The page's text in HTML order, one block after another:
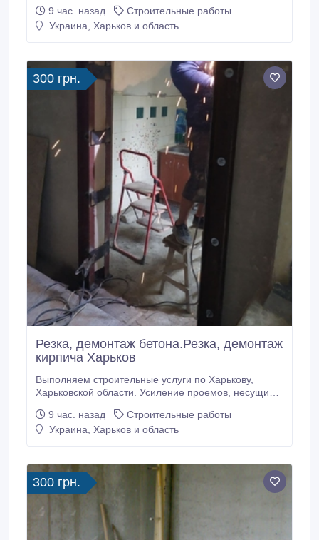
монтажные работы. Закупка, доставка металла для
усиления проемов. Проектирование,
пыли.
9 час. назад
Строительные работы
Украина, Харьков и область
300 грн.
Резка, демонтаж бетона.Резка, демонтаж
кирпича Харьков
Выполняем строительные услуги по Харькову,
Харьковской области. Усиление проемов, несущих
перекрытия. Сварочно монтажные работы. Закупка,
доставка металла для усиления проемов.
стен без пыли.
9 час. назад
Строительные работы
Украина, Харьков и область
300 грн.